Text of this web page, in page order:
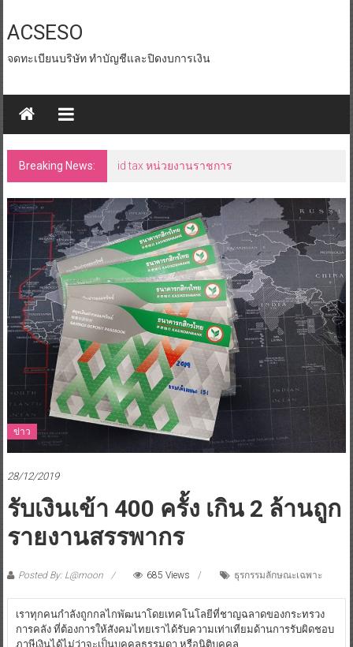
content
ACSESO
จดทะเบียนบริษัท ทำบัญชีและปิดงบการเงิน
Breaking News: id tax หน่วยงานราชการ
ข่าว
28/12/2019
รับเงินเข้า 400 ครั้ง เกิน 2 ล้านถูก
รายงานสรรพากร
Posted By: L@moon 685 Views ธุรกรรมลักษณะเฉพาะ
เราทุกคนกำลังถูกกลไกพัฒนาโดยเทคโนโลยีที่ชาญฉลาดของกระทรวง
การคลัง ที่ต้องการให้สังคมไทยเราได้รับความเท่าเทียมด้านการรับผิดชอบ
ภาษีเงินได้ไม่ว่าจะเป็นบุคคลธรรมดา หรือนิติบุคคล